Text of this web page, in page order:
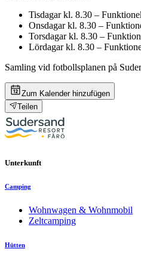
Tisdagar kl. 8.30 –
Onsdagar kl. 8.30 –
Torsdagar kl. 8.30 –
Lördagar kl. 8.30 –
Samling vid fotbollsplanen på
Zum Kalender hinzufügen
Teilen
Unterkunft
Camping
Wohnwagen & Wohnmobil
Zeltcamping
Hütten